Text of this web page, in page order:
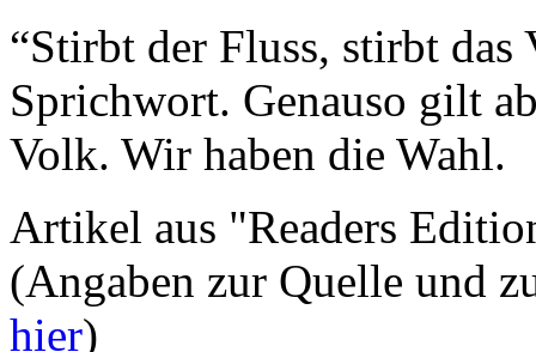
“Stirbt der Fluss, stirbt das
Sprichwort. Genauso gilt
Volk. Wir haben die Wahl.
Artikel aus "Readers
(Angaben zur Quelle und
hier)